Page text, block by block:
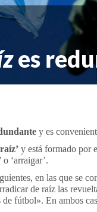
es
y es
y está formado por
o ‘arraigar’.
en las que se
de raíz las
fútbol». En ambos